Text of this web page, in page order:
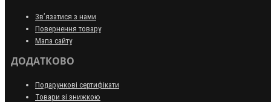
Зв’язатися з нами
Повернення товару
Мапа сайту
ДОДАТКОВО
Подарункові сертифікати
Товари зі знижкою